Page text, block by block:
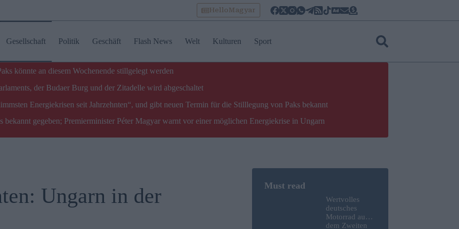
HelloMagyar
Gesellschaft Politik Geschäft Flash News Welt Kulturen Sport
könnte an diesem Wochenende stillgelegt werden
der Budaer Burg und der Zitadelle wird abgeschaltet
Energiekrisen seit Jahrzehnten“, und gibt neuen Termin für die Stilllegung von Paks bekannt
gegeben; Premierminister Péter Magyar warnt vor einer möglichen Energiekrise in Ungarn
Ungarn in der
Wertvolles
deutsches
Motorrad aus
dem Zweiten